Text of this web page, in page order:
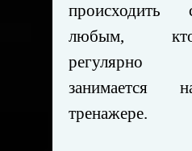
происходить
любым,
регулярно
занимается
тренажере.